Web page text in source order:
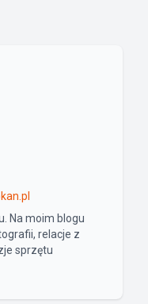
Na moim blogu
relacje z
sprzętu